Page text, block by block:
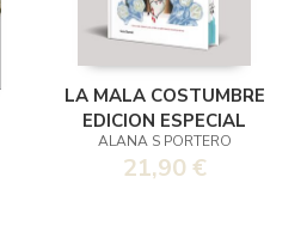
LA MALA COSTUMBRE
EDICION ESPECIAL
ALANA S PORTERO
21,90 €